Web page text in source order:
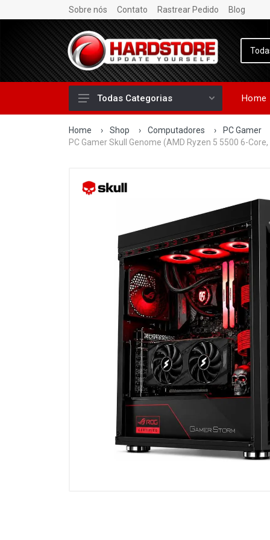
Sobre nós Contato Rastrear Pedido Blog
Todas Categorias Home
Home › Shop › Computadores ›
PC Gamer
PC Gamer Skull Genome (AMD Ryzen 5 5500 6-